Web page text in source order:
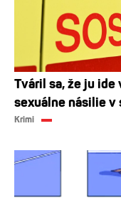
Tváril sa, že ju
sexuálne násilie v
Krimi